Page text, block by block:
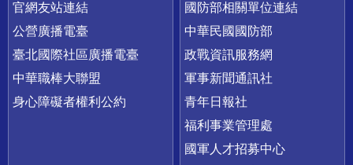
官網友站連結
公營廣播電臺
臺北國際社區廣播電臺
中華職棒大聯盟
身心障礙者權利公約
國防部相關單位連結
中華民國國防部
政戰資訊服務網
軍事新聞通訊社
青年日報社
福利事業管理處
國軍人才招募中心